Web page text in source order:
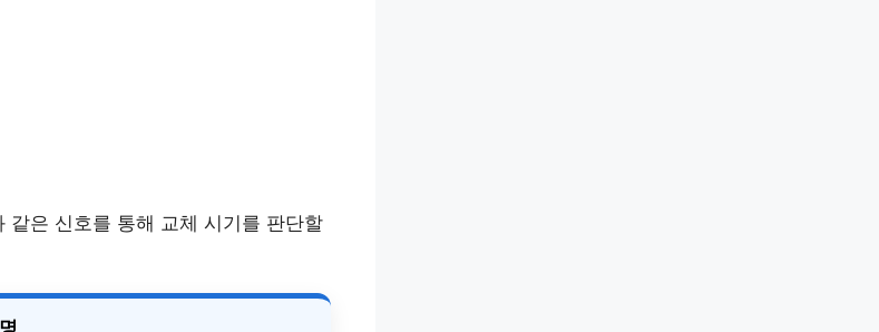
같은 신호를 통해 교체 시기를 판단할